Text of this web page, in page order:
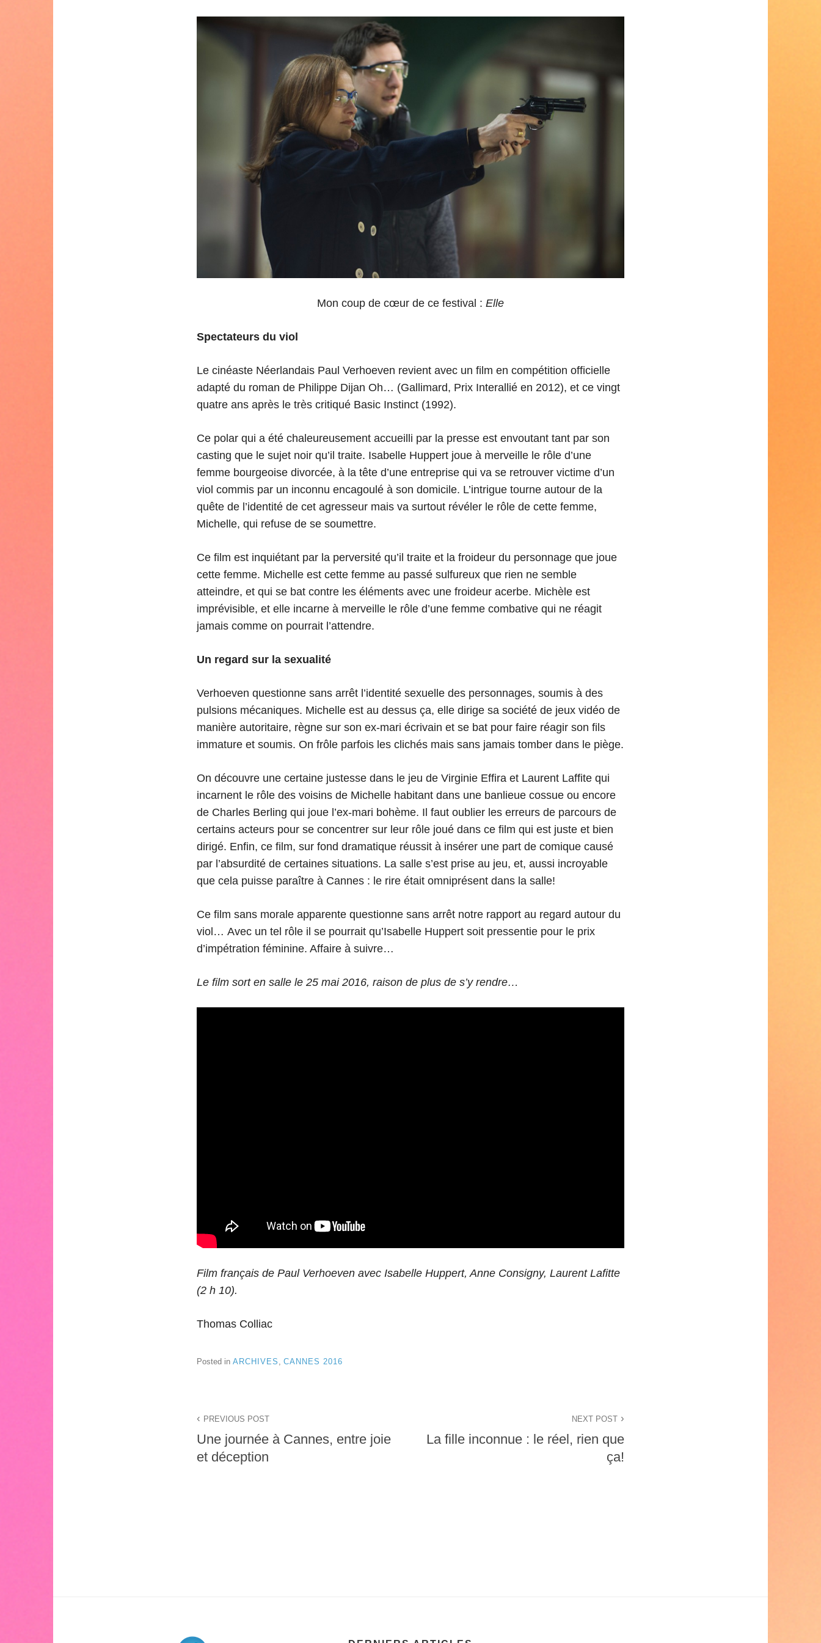
Mon coup de cœur de ce festival : Elle
Spectateurs du viol
Le cinéaste Néerlandais Paul Verhoeven revient avec un film en compétition officielle
adapté du roman de Philippe Dijan Oh… (Gallimard, Prix Interallié en 2012), et ce vingt
quatre ans après le très critiqué Basic Instinct (1992).
Ce polar qui a été chaleureusement accueilli par la presse est envoutant tant par son
casting que le sujet noir qu’il traite. Isabelle Huppert joue à merveille le rôle d’une
femme bourgeoise divorcée, à la tête d’une entreprise qui va se retrouver victime d’un
viol commis par un inconnu encagoulé à son domicile. L’intrigue tourne autour de la
quête de l’identité de cet agresseur mais va surtout révéler le rôle de cette femme,
Michelle, qui refuse de se soumettre.
Ce film est inquiétant par la perversité qu’il traite et la froideur du personnage que joue
cette femme. Michelle est cette femme au passé sulfureux que rien ne semble
atteindre, et qui se bat contre les éléments avec une froideur acerbe. Michèle est
imprévisible, et elle incarne à merveille le rôle d’une femme combative qui ne réagit
jamais comme on pourrait l’attendre.
Un regard sur la sexualité
Verhoeven questionne sans arrêt l’identité sexuelle des personnages, soumis à des
pulsions mécaniques. Michelle est au dessus ça, elle dirige sa société de jeux vidéo de
manière autoritaire, règne sur son ex-mari écrivain et se bat pour faire réagir son fils
immature et soumis. On frôle parfois les clichés mais sans jamais tomber dans le piège.
On découvre une certaine justesse dans le jeu de Virginie Effira et Laurent Laffite qui
incarnent le rôle des voisins de Michelle habitant dans une banlieue cossue ou encore
de Charles Berling qui joue l’ex-mari bohème. Il faut oublier les erreurs de parcours de
certains acteurs pour se concentrer sur leur rôle joué dans ce film qui est juste et bien
dirigé. Enfin, ce film, sur fond dramatique réussit à insérer une part de comique causé
par l’absurdité de certaines situations. La salle s’est prise au jeu, et, aussi incroyable
que cela puisse paraître à Cannes : le rire était omniprésent dans la salle!
Ce film sans morale apparente questionne sans arrêt notre rapport au regard autour du
viol… Avec un tel rôle il se pourrait qu’Isabelle Huppert soit pressentie pour le prix
d’impétration féminine. Affaire à suivre…
Le film sort en salle le 25 mai 2016, raison de plus de s’y rendre…
Film français de Paul Verhoeven avec Isabelle Huppert, Anne Consigny, Laurent Lafitte
(2 h 10).
Thomas Colliac
Posted in ARCHIVES , CANNES 2016
de
l’article
PREVIOUS POST
Une journée à Cannes, entre joie
et déception
NEXT POST
La fille inconnue : le réel, rien que
ça!